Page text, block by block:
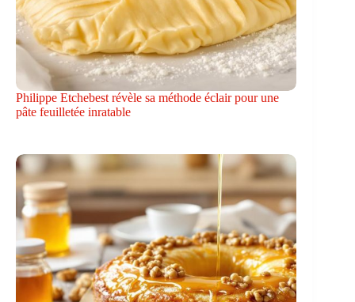
Philippe Etchebest révèle sa méthode éclair pour une
pâte feuilletée inratable